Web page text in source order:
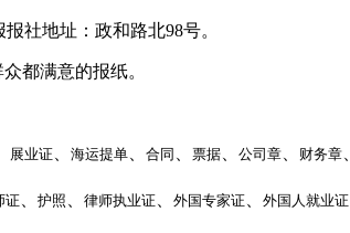
社地址：政和路北98号。
都满意的报纸。
展业证 海运提单 合同 票据 公司章 财务章
证 护照 律师执业证 外国专家证 外国人就业证